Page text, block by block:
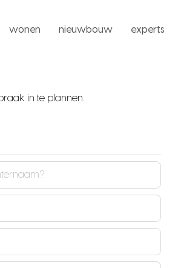
wonen nieuwbouw experts
in te plannen.